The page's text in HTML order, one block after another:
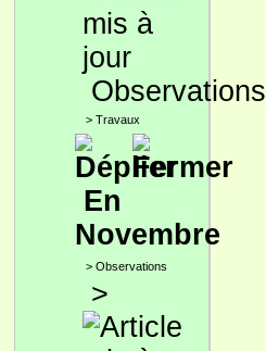
Observations
> Travaux
En
Novembre
> Observations
>